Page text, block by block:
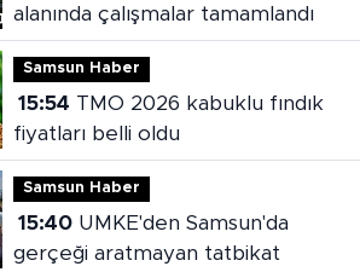
alanında çalışmalar tamamlandı
Samsun Haber
15:54
fiyatları belli oldu
Samsun Haber
15:40UMKE'den Samsun'da
gerçeği aratmayan tatbikat